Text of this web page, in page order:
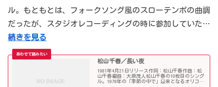
ル。もともとは、フォークソング風のスローテンポの曲調
だったが、スタジオレコーディングの時に参加していた…
続きを見る
松山千春／長い夜
1981年4月21日リリース作詞：松山千春作曲：松
山千春編曲：大原茂人松山千春の10枚目のシング
ル。1978年の「季節の中で」以来となるオリコ